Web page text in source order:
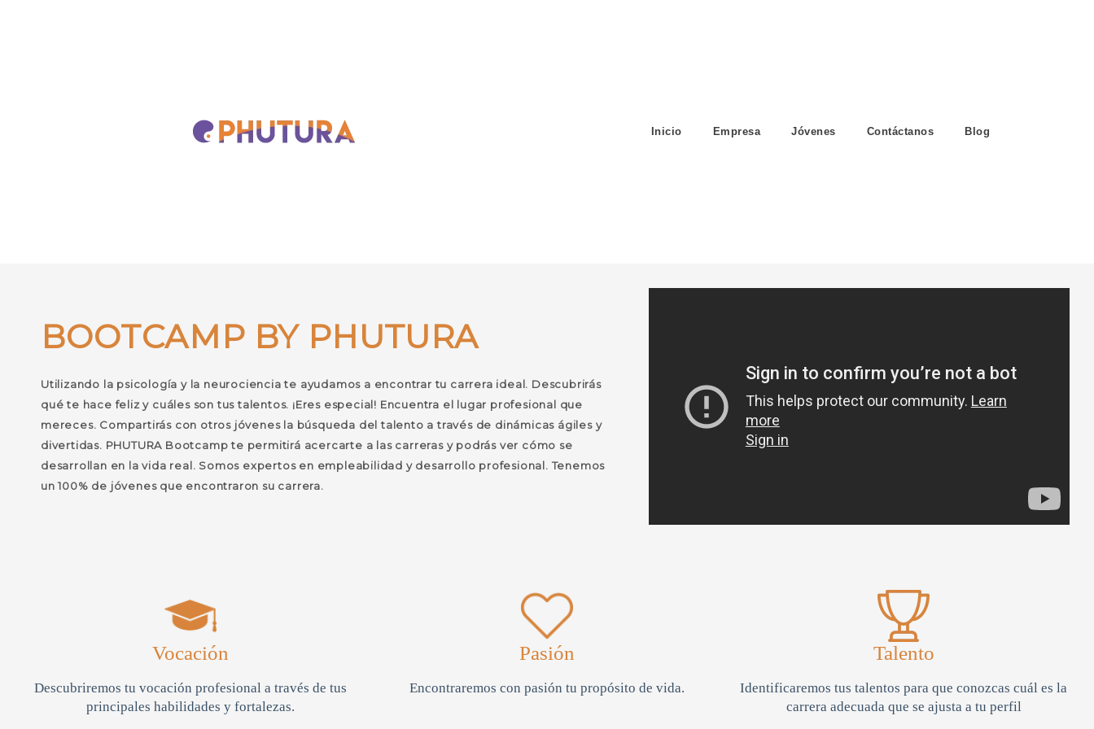
Inicio Empresa Jóvenes Contáctanos Blog
BOOTCAMP BY PHUTURA
Utilizando la psicología y la neurociencia te ayudamos a encontrar tu carrera ideal. Descubrirás
qué te hace feliz y cuáles son tus talentos. ¡Eres especial! Encuentra el lugar profesional que
mereces. Compartirás con otros jóvenes la búsqueda del talento a través de dinámicas ágiles y
divertidas. PHUTURA Bootcamp te permitirá acercarte a las carreras y podrás ver cómo se
desarrollan en la vida real. Somos expertos en empleabilidad y desarrollo profesional. Tenemos
un 100% de jóvenes que encontraron su carrera.
Vocación
Descubriremos tu vocación profesional a través de tus
principales habilidades y fortalezas.
Pasión
Encontraremos con pasión tu propósito de vida.
Talento
Identificaremos tus talentos para que conozcas cuál es la
carrera adecuada que se ajusta a tu perfil